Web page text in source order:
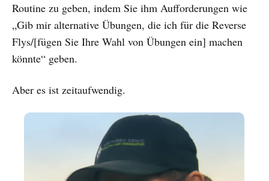
Routine zu geben, indem Sie ihm Aufforderungen wie
„Gib mir alternative Übungen, die ich für die Reverse
Flys/[fügen Sie Ihre Wahl von Übungen ein] machen
könnte“ geben.
Aber es ist zeitaufwendig.